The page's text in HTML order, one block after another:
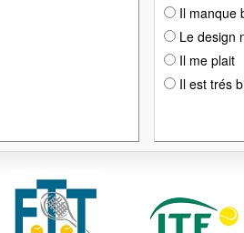
Il manque
Le design
Il me plait
Il est trés